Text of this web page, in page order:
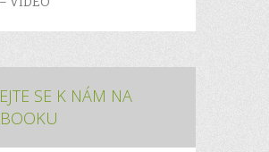
SE K NÁM NA